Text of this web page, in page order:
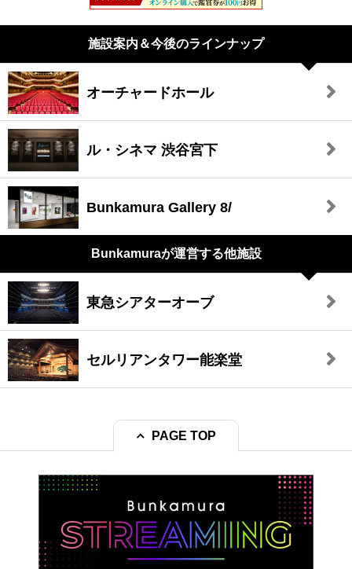
施設案内＆今後のラインナップ
オーチャードホール
ル・シネマ 渋谷宮下
Bunkamura Gallery 8/
Bunkamuraが運営する他施設
東急シアターオーブ
セルリアンタワー能楽堂
PAGE TOP